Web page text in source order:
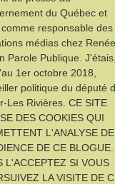
du Québec et
responsable des
médias chez Renée
Parole Publique. J'étais,
1er octobre 2018,
politique du député
Les Rivières. CE SITE
DES COOKIES QUI
L'ANALYSE DE
DE CE BLOGUE.
L'ACCEPTEZ SI VOUS
LA VISITE DE